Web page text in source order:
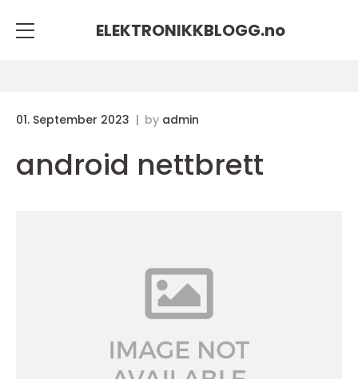
ELEKTRONIKKBLOGG.no
01. September 2023 by admin
android nettbrett